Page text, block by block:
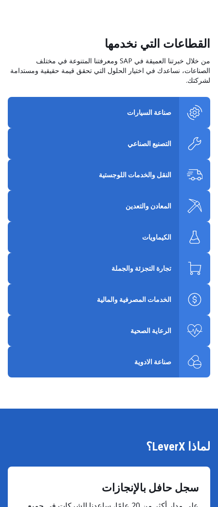
القطاعات التي نخدمها
من خلال خبرتنا العميقة في SAP ومعرفتنا المتنوعة في مختلف
الصناعات، نساعدك في اختيار الحلول التي تحقق قيمة حقيقية ومستدامة
لشركتك.
صناعة السيارات
التصنيع الصناعي
النقل والخدمات اللوجستية
المعادن والتعدين
الكيماويات
تجارة التجزئة والجملة
الخدمات المصرفية والمالية
الرعاية الصحية
صناعة الادوية
لماذا LeverX؟
سجل حافل بالإنجازات